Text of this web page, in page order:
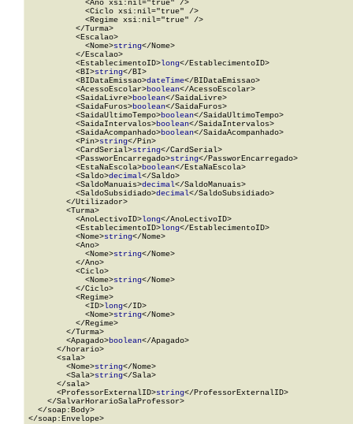
            <Ano xsi:nil="true" />
            <Ciclo xsi:nil="true" />
            <Regime xsi:nil="true" />
          </Turma>
          <Escalao>
            <Nome>
string</Nome>
          </Escalao>
          <EstablecimentoID>
long</EstablecimentoID>
          <BI>
string</BI>
          <BIDataEmissao>
dateTime</BIDataEmissao>
          <AcessoEscolar>
boolean</AcessoEscolar>
          <SaidaLivre>
boolean</SaidaLivre>
          <SaidaFuros>
boolean</SaidaFuros>
          <SaidaUltimoTempo>
boolean</SaidaUltimoTempo>
          <SaidaIntervalos>
boolean</SaidaIntervalos>
          <SaidaAcompanhado>
boolean</SaidaAcompanhado>
          <Pin>
string</Pin>
          <CardSerial>
string</CardSerial>
          <PassworEncarregado>
string</PassworEncarregado>
          <EstaNaEscola>
boolean</EstaNaEscola>
          <Saldo>
decimal</Saldo>
          <SaldoManuais>
decimal</SaldoManuais>
          <SaldoSubsidiado>
decimal</SaldoSubsidiado>
        </Utilizador>
        <Turma>
          <AnoLectivoID>
long</AnoLectivoID>
          <EstablecimentoID>
long</EstablecimentoID>
          <Nome>
string</Nome>
          <Ano>
            <Nome>
string</Nome>
          </Ano>
          <Ciclo>
            <Nome>
string</Nome>
          </Ciclo>
          <Regime>
            <ID>
long</ID>
            <Nome>
string</Nome>
          </Regime>
        </Turma>
        <Apagado>
boolean</Apagado>
      </horario>
      <sala>
        <Nome>
string</Nome>
        <Sala>
string</Sala>
      </sala>
      <ProfessorExternalID>
string</ProfessorExternalID>
    </SalvarHorarioSalaProfessor>
  </soap:Body>
</soap:Envelope>